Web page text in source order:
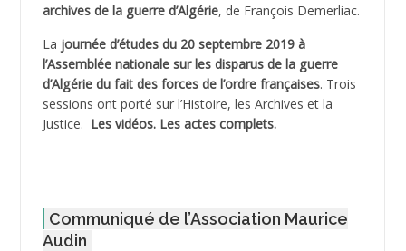
ADJANI Khaled
ADJAOUT
ADNI Mohamed Akli
ADOUL Arab *
AGOULMINE
archives de la guerre d’Algérie, de François Demerliac.
La journée d’études du 20 septembre 2019 à
l’Assemblée nationale sur les disparus de la guerre
d’Algérie du fait des forces de l’ordre françaises. Trois
sessions ont porté sur l’Histoire, les Archives et la
Justice. Les vidéos. Les actes complets.
Communiqué de l’Association Maurice
Audin